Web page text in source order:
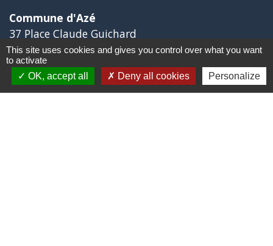
Commune d'Azé
37 Place Claude Guichard
71260 Azé - FRANCE
+33 3 85 33 33 23
Contact par formulaire
This site uses cookies and gives you control over what you want
to activate
OK, accept all
Deny all cookies Personalize